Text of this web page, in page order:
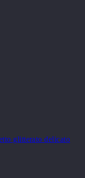
glitterato delicato